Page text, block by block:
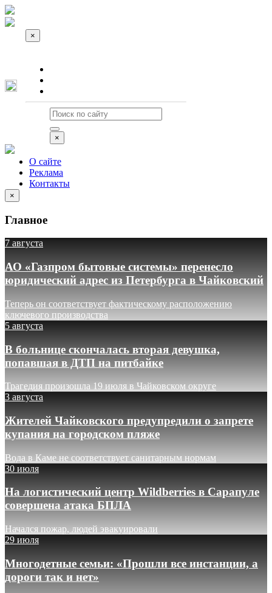
×
×
О сайте
Реклама
Контакты
×
Главное
7 августа
АО «Газпром бытовые системы» перенесло
юридический адрес из Петербурга в Чайковский
Теперь он соответствует фактическому расположению
ключевого производства
5 августа
В больнице скончалась вторая девушка,
попавшая в ДТП на питбайке
Трагедия произошла 19 июля в Чайковском округе
3 августа
Жителей Чайковского предупредили о запрете
купания на городском пляже
Вода в Каме не соответствует санитарным нормам
30 июля
На логистический центр Wildberries в Сарапуле
совершена атака БПЛА
Начался пожар, людей эвакуировали
29 июля
Многодетные семьи: «Прошли все инстанции, а
дороги так и нет»